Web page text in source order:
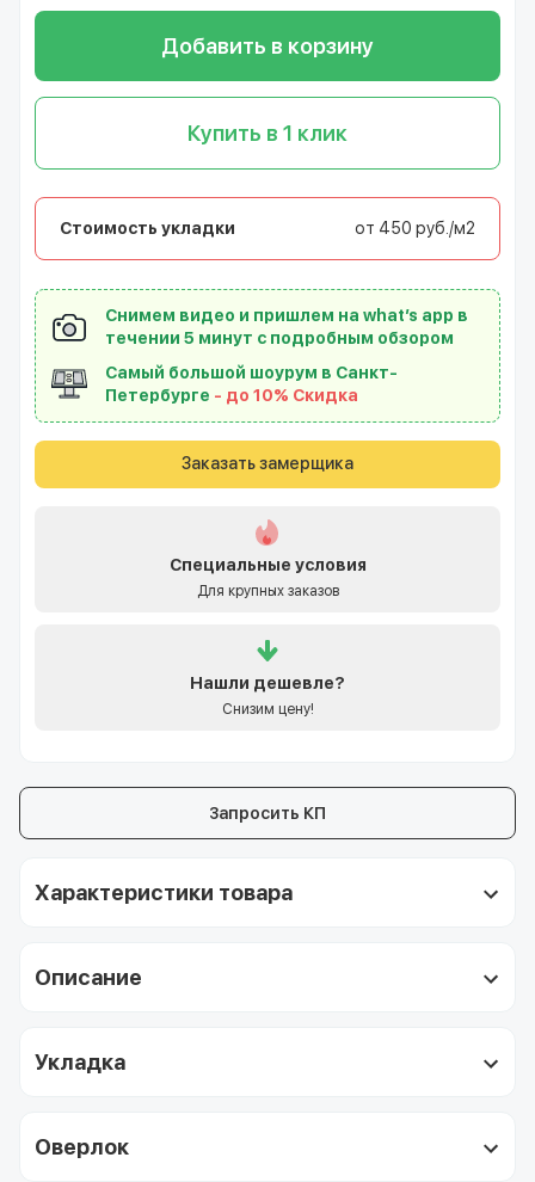
Добавить в корзину
Купить в 1 клик
Стоимость укладки от 450 руб./м2
Снимем видео и пришлем на what’s app в
течении 5 минут с подробным обзором
Самый большой шоурум в Санкт-
Петербурге - до 10% Скидка
Заказать замерщика
Специальные условия
Для крупных заказов
Нашли дешевле?
Снизим цену!
Запросить КП
Характеристики товара
Описание
Укладка
Оверлок